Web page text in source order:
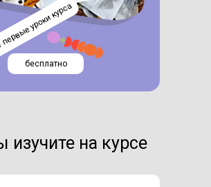
бесплатно
уроки курса
изучите на курсе